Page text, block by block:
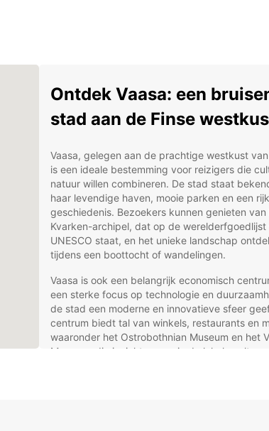
Ontdek Vaasa: een
stad aan de Finse
Vaasa, gelegen aan de prachtige westkust
is een ideale bestemming voor reizigers die
natuur willen combineren. De stad staat
haar levendige haven, mooie parken en een
geschiedenis. Bezoekers kunnen genieten van
Kvarken-archipel, dat op de werelderfgoedlijst
UNESCO staat, en het unieke landschap
tijdens een boottocht of wandelingen.
Vaasa is ook een belangrijk economisch
een sterke focus op technologie en
de stad een moderne en innovatieve sfeer
centrum biedt tal van winkels, restaurants en
waaronder het Ostrobothnian Museum en het
Museum, die inzicht geven in de lokale cultuur